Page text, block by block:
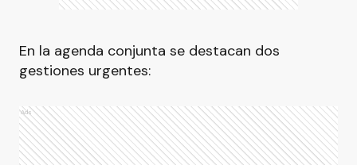
En la agenda conjunta se destacan dos
gestiones urgentes:
Ads